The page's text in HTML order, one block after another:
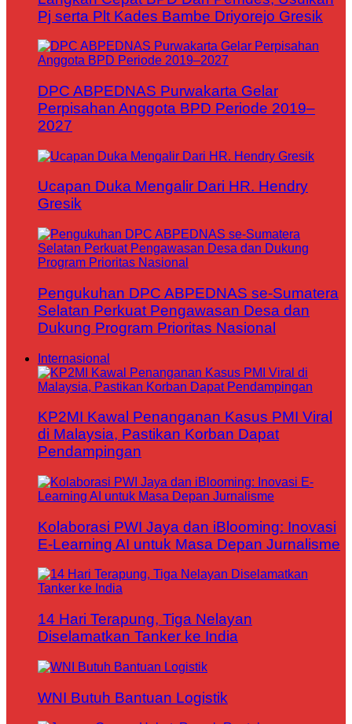
Pj serta Plt Kades Bambe Driyorejo Gresik
DPC ABPEDNAS Purwakarta Gelar
Perpisahan Anggota BPD Periode 2019–
2027
Ucapan Duka Mengalir Dari HR. Hendry
Gresik
Pengukuhan DPC ABPEDNAS se-Sumatera
Selatan Perkuat Pengawasan Desa dan
Dukung Program Prioritas Nasional
Internasional
KP2MI Kawal Penanganan Kasus PMI Viral
di Malaysia, Pastikan Korban Dapat
Pendampingan
Kolaborasi PWI Jaya dan iBlooming: Inovasi
E-Learning AI untuk Masa Depan Jurnalisme
14 Hari Terapung, Tiga Nelayan
Diselamatkan Tanker ke India
WNI Butuh Bantuan Logistik